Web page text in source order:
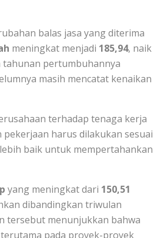
balas jasa yang diterima
meningkat menjadi 185,94, naik
tahunan pertumbuhannya
masih mencatat kenaikan
terhadap tenaga kerja
harus dilakukan sesuai
baik untuk mempertahankan
yang meningkat dari 150,51
dibandingkan triwulan
tersebut menunjukkan bahwa
pada proyek-proyek